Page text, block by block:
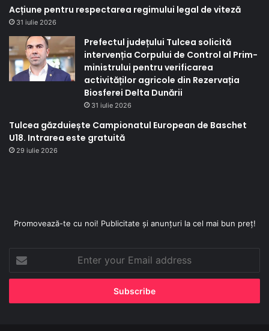
Acțiune pentru respectarea regimului legal de viteză
31 iulie 2026
Prefectul județului Tulcea solicită
intervenția Corpului de Control al Prim-
ministrului pentru verificarea
activităților agricole din Rezervația
Biosferei Delta Dunării
31 iulie 2026
Tulcea găzduiește Campionatul European de Baschet
U18. Intrarea este gratuită
29 iulie 2026
Promovează-te cu noi! Publicitate și anunțuri la cel mai bun preț!
Enter
your
Email